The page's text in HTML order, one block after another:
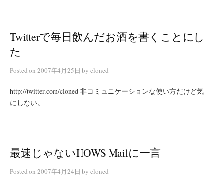
Twitterで毎日飲んだお酒を書くことにし
た
Posted on 2007年4月25日 by cloned
http://twitter.com/cloned 非コミュニケーションな使い方だけど気
にしない。
最速じゃないHOWS Mailに一言
Posted on 2007年4月24日 by cloned